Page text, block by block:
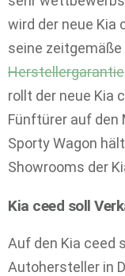
wird der neue Kia
seine
Herstellergarantie
rollt der neue Kia
Fünftürer auf den
Sporty Wagon
Showrooms der
Kia ceed soll
Auf den Kia ceed
Autohersteller in